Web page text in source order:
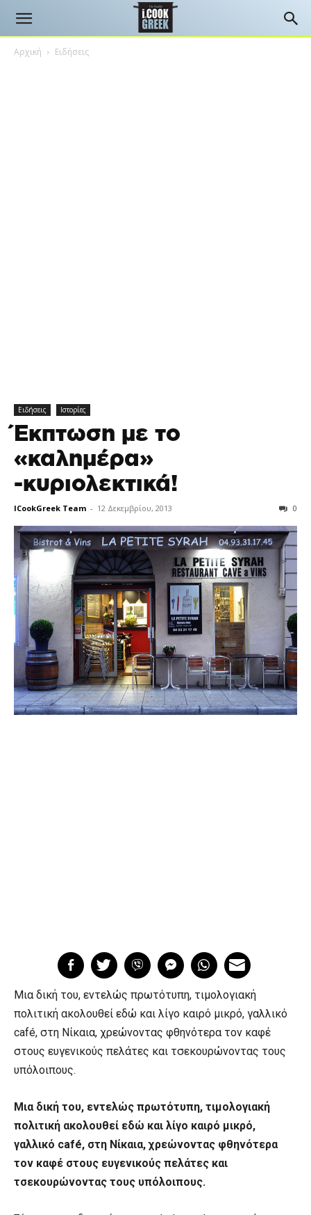
Αρχική Ειδήσεις
Ειδήσεις Ιστορίες
Έκπτωση με το
«καλημέρα»
-κυριολεκτικά!
ICookGreek Team - 12 Δεκεμβρίου, 2013 0
Μια δική του, εντελώς πρωτότυπη, τιμολογιακή
πολιτική ακολουθεί εδώ και λίγο καιρό μικρό, γαλλικό
café, στη Νίκαια, χρεώνοντας φθηνότερα τον καφέ
στους ευγενικούς πελάτες και τσεκουρώνοντας τους
υπόλοιπους.
Μια δική του, εντελώς πρωτότυπη, τιμολογιακή
πολιτική ακολουθεί εδώ και λίγο καιρό μικρό,
γαλλικό café, στη Νίκαια, χρεώνοντας φθηνότερα
τον καφέ στους ευγενικούς πελάτες και
τσεκουρώνοντας τους υπόλοιπους.